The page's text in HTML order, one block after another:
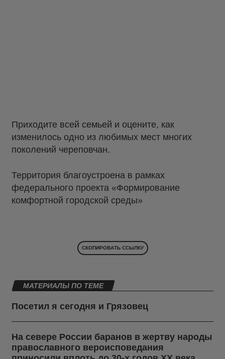
Приходите всей семьей и оцените, как
изменилось одно из любимых мест многих
поколений череповчан.
Территория благоустроена в рамках
федерального проекта «Формирование
комфортной городской среды»
СКОПИРОВАТЬ ССЫЛКУ
МАТЕРИАЛЫ ПО ТЕМЕ
Посетил я сегодня и Грязовец
На севере России баранов в жертву народы
православного вероисповедания